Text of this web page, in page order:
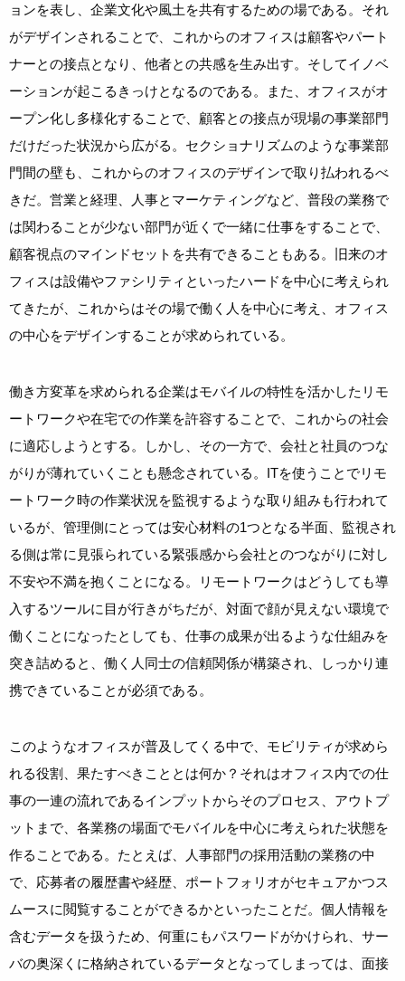
ョンを表し、企業文化や風土を共有するための場である。それ
がデザインされることで、これからのオフィスは顧客やパート
ナーとの接点となり、他者との共感を生み出す。そしてイノベ
ーションが起こるきっけとなるのである。また、オフィスがオ
ープン化し多様化することで、顧客との接点が現場の事業部門
だけだった状況から広がる。セクショナリズムのような事業部
門間の壁も、これからのオフィスのデザインで取り払われるべ
きだ。営業と経理、人事とマーケティングなど、普段の業務で
は関わることが少ない部門が近くで一緒に仕事をすることで、
顧客視点のマインドセットを共有できることもある。旧来のオ
フィスは設備やファシリティといったハードを中心に考えられ
てきたが、これからはその場で働く人を中心に考え、オフィス
の中心をデザインすることが求められている。
働き方変革を求められる企業はモバイルの特性を活かしたリモ
ートワークや在宅での作業を許容することで、これからの社会
に適応しようとする。しかし、その一方で、会社と社員のつな
がりが薄れていくことも懸念されている。ITを使うことでリモ
ートワーク時の作業状況を監視するような取り組みも行われて
いるが、管理側にとっては安心材料の1つとなる半面、監視され
る側は常に見張られている緊張感から会社とのつながりに対し
不安や不満を抱くことになる。リモートワークはどうしても導
入するツールに目が行きがちだが、対面で顔が見えない環境で
働くことになったとしても、仕事の成果が出るような仕組みを
突き詰めると、働く人同士の信頼関係が構築され、しっかり連
携できていることが必須である。
このようなオフィスが普及してくる中で、モビリティが求めら
れる役割、果たすべきこととは何か？それはオフィス内での仕
事の一連の流れであるインプットからそのプロセス、アウトプ
ットまで、各業務の場面でモバイルを中心に考えられた状態を
作ることである。たとえば、人事部門の採用活動の業務の中
で、応募者の履歴書や経歴、ポートフォリオがセキュアかつス
ムースに閲覧することができるかといったことだ。個人情報を
含むデータを扱うため、何重にもパスワードがかけられ、サー
バの奥深くに格納されているデータとなってしまっては、面接